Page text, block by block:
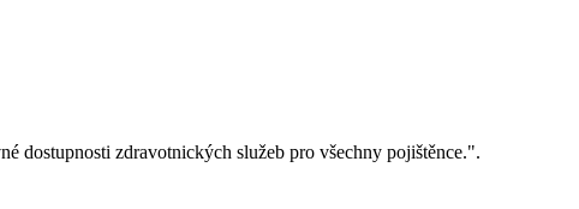
dostupnosti zdravotnických služeb pro všechny pojištěnce.".